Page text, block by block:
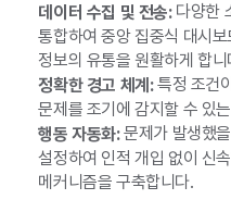
데이터 수집 및 전송:다양한
통합하여 중앙 집중식 대시
정보의 유통을 원활하게 합니
정확한 경고 체계:특정 조건
문제를 조기에 감지할 수 있
행동 자동화:문제가 발생했
설정하여 인적 개입 없이 신
메커니즘을 구축합니다.